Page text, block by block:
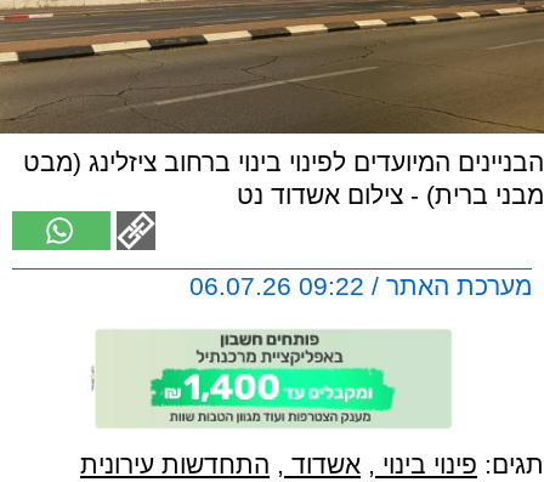
הבניינים המיועדים לפינוי בינוי ברחוב ציזלינג (מבט
מבני ברית) - צילום אשדוד נט
מערכת האתר / 09:22 06.07.26
תגים: פינוי בינוי , אשדוד , התחדשות עירונית